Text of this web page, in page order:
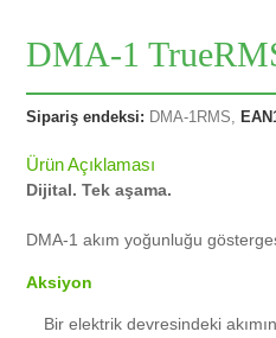
DMA-1
Sipariş endeksi: DMA-1RMS,
Ürün Açıklaması
Dijital. Tek aşama.
DMA-1 akım yoğunluğu
Aksiyon
Bir elektrik devresindeki